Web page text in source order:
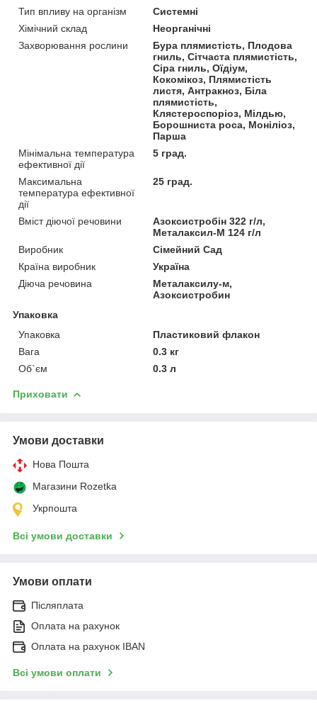
Тип впливу на організм
Системні
Хімічний склад
Неорганічні
Захворювання рослини
Бура плямистість, Плодова
гниль, Сітчаста плямистість,
Сіра гниль, Оїдіум,
Кокомікоз, Плямистість
листя, Антракноз, Біла
плямистість,
Клястероспоріоз, Мілдью,
Борошниста роса, Моніліоз,
Парша
Мінімальна температура
ефективної дії
5 град.
Максимальна
температура ефективної
дії
25 град.
Вміст діючої речовини
Азоксистробін 322 г/л,
Металаксил-М 124 г/л
Виробник
Сімейний Сад
Країна виробник
Україна
Діюча речовина
Металаксилу-м,
Азоксистробин
Упаковка
Упаковка
Пластиковий флакон
Вага
0.3 кг
Об`єм
0.3 л
Приховати
Умови доставки
Нова Пошта
Магазини Rozetka
Укрпошта
Всі умови доставки
Умови оплати
Післяплата
Оплата на рахунок
Оплата на рахунок IBAN
Всі умови оплати